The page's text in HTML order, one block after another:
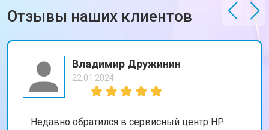
Отзывы наших клиентов
Владимир Дружинин
22.01.2024
Недавно обратился в сервисный центр HP